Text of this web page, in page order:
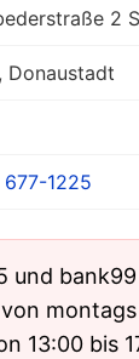
2
Donaustadt
1225
und
13:00 bis